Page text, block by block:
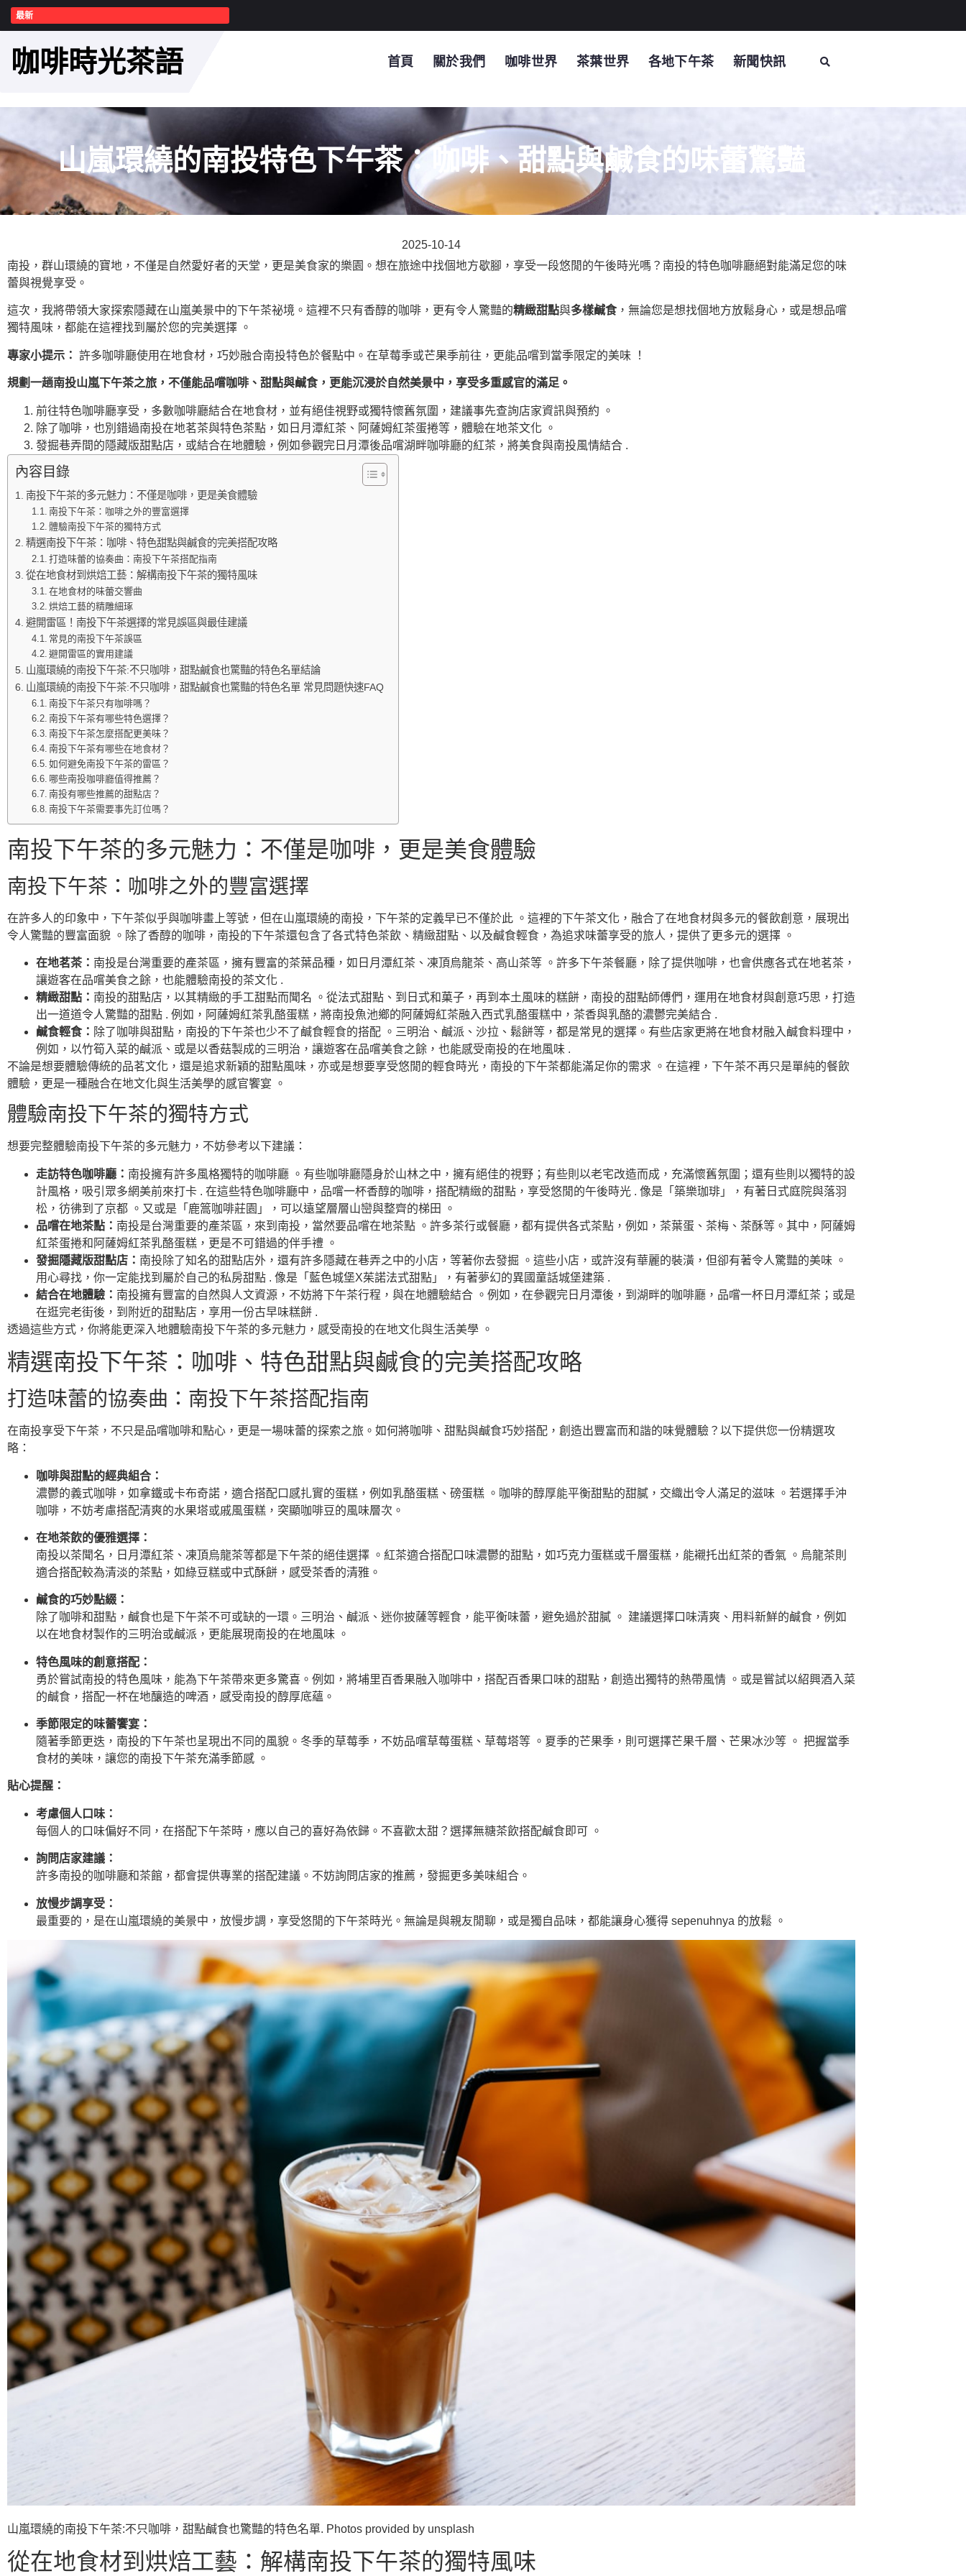
最新
咖啡時光茶語 首頁 關於我們 咖啡世界 茶葉世界 各地下午茶 新聞快訊
山嵐環繞的南投特色下午茶：咖啡、甜點與鹹食的味蕾驚豔
2025-10-14
南投，群山環繞的寶地，不僅是自然愛好者的天堂，更是美食家的樂園。想在旅途中找個地方歇腳，享受一段悠閒的午後時光嗎？南投的特色咖啡廳絕對能滿足您的味
蕾與視覺享受。
這次，我將帶領大家探索隱藏在山嵐美景中的下午茶祕境。這裡不只有香醇的咖啡，更有令人驚豔的精緻甜點與多樣鹹食，無論您是想找個地方放鬆身心，或是想品嚐
獨特風味，都能在這裡找到屬於您的完美選擇 。
專家小提示： 許多咖啡廳使用在地食材，巧妙融合南投特色於餐點中。在草莓季或芒果季前往，更能品嚐到當季限定的美味 ！
規劃一趟南投山嵐下午茶之旅，不僅能品嚐咖啡、甜點與鹹食，更能沉浸於自然美景中，享受多重感官的滿足。
前往特色咖啡廳享受，多數咖啡廳結合在地食材，並有絕佳視野或獨特懷舊氛圍，建議事先查詢店家資訊與預約 。
除了咖啡，也別錯過南投在地茗茶與特色茶點，如日月潭紅茶、阿薩姆紅茶蛋捲等，體驗在地茶文化 。
發掘巷弄間的隱藏版甜點店，或結合在地體驗，例如參觀完日月潭後品嚐湖畔咖啡廳的紅茶，將美食與南投風情結合 .
內容目錄
南投下午茶的多元魅力：不僅是咖啡，更是美食體驗
南投下午茶：咖啡之外的豐富選擇
體驗南投下午茶的獨特方式
精選南投下午茶：咖啡、特色甜點與鹹食的完美搭配攻略
打造味蕾的協奏曲：南投下午茶搭配指南
從在地食材到烘焙工藝：解構南投下午茶的獨特風味
在地食材的味蕾交響曲
烘焙工藝的精雕細琢
避開雷區！南投下午茶選擇的常見誤區與最佳建議
常見的南投下午茶誤區
避開雷區的實用建議
山嵐環繞的南投下午茶:不只咖啡，甜點鹹食也驚豔的特色名單結論
山嵐環繞的南投下午茶:不只咖啡，甜點鹹食也驚豔的特色名單 常見問題快速FAQ
南投下午茶只有咖啡嗎？
南投下午茶有哪些特色選擇？
南投下午茶怎麼搭配更美味？
南投下午茶有哪些在地食材？
如何避免南投下午茶的雷區？
哪些南投咖啡廳值得推薦？
南投有哪些推薦的甜點店？
南投下午茶需要事先訂位嗎？
南投下午茶的多元魅力：不僅是咖啡，更是美食體驗
南投下午茶：咖啡之外的豐富選擇
在許多人的印象中，下午茶似乎與咖啡畫上等號，但在山嵐環繞的南投，下午茶的定義早已不僅於此 。這裡的下午茶文化，融合了在地食材與多元的餐飲創意，展現出
令人驚豔的豐富面貌 。除了香醇的咖啡，南投的下午茶還包含了各式特色茶飲、精緻甜點、以及鹹食輕食，為追求味蕾享受的旅人，提供了更多元的選擇 。
在地茗茶： 南投是台灣重要的產茶區，擁有豐富的茶葉品種，如日月潭紅茶、凍頂烏龍茶、高山茶等 。許多下午茶餐廳，除了提供咖啡，也會供應各式在地茗茶，
讓遊客在品嚐美食之餘，也能體驗南投的茶文化 .
精緻甜點： 南投的甜點店，以其精緻的手工甜點而聞名 。從法式甜點、到日式和菓子，再到本土風味的糕餅，南投的甜點師傅們，運用在地食材與創意巧思，打造
出一道道令人驚豔的甜點 . 例如，阿薩姆紅茶乳酪蛋糕，將南投魚池鄉的阿薩姆紅茶融入西式乳酪蛋糕中，茶香與乳酪的濃鬱完美結合 .
鹹食輕食： 除了咖啡與甜點，南投的下午茶也少不了鹹食輕食的搭配 。三明治、鹹派、沙拉、鬆餅等，都是常見的選擇。有些店家更將在地食材融入鹹食料理中，
例如，以竹筍入菜的鹹派、或是以香菇製成的三明治，讓遊客在品嚐美食之餘，也能感受南投的在地風味 .
不論是想要體驗傳統的品茗文化，還是追求新穎的甜點風味，亦或是想要享受悠閒的輕食時光，南投的下午茶都能滿足你的需求 。在這裡，下午茶不再只是單純的餐飲
體驗，更是一種融合在地文化與生活美學的感官饗宴 。
體驗南投下午茶的獨特方式
想要完整體驗南投下午茶的多元魅力，不妨參考以下建議：
走訪特色咖啡廳： 南投擁有許多風格獨特的咖啡廳 。有些咖啡廳隱身於山林之中，擁有絕佳的視野；有些則以老宅改造而成，充滿懷舊氛圍；還有些則以獨特的設
計風格，吸引眾多網美前來打卡 . 在這些特色咖啡廳中，品嚐一杯香醇的咖啡，搭配精緻的甜點，享受悠閒的午後時光 . 像是「築樂珈琲」，有著日式庭院與落羽
松，彷彿到了京都 。又或是「鹿篙咖啡莊園」，可以遠望層層山巒與整齊的梯田 。
品嚐在地茶點： 南投是台灣重要的產茶區，來到南投，當然要品嚐在地茶點 。許多茶行或餐廳，都有提供各式茶點，例如，茶葉蛋、茶梅、茶酥等。其中，阿薩姆
紅茶蛋捲和阿薩姆紅茶乳酪蛋糕，更是不可錯過的伴手禮 。
發掘隱藏版甜點店： 南投除了知名的甜點店外，還有許多隱藏在巷弄之中的小店，等著你去發掘 。這些小店，或許沒有華麗的裝潢，但卻有著令人驚豔的美味 。
用心尋找，你一定能找到屬於自己的私房甜點 . 像是「藍色城堡X茱諾法式甜點」，有著夢幻的異國童話城堡建築 .
結合在地體驗： 南投擁有豐富的自然與人文資源，不妨將下午茶行程，與在地體驗結合 。例如，在參觀完日月潭後，到湖畔的咖啡廳，品嚐一杯日月潭紅茶；或是
在逛完老街後，到附近的甜點店，享用一份古早味糕餅 .
透過這些方式，你將能更深入地體驗南投下午茶的多元魅力，感受南投的在地文化與生活美學 。
精選南投下午茶：咖啡、特色甜點與鹹食的完美搭配攻略
打造味蕾的協奏曲：南投下午茶搭配指南
在南投享受下午茶，不只是品嚐咖啡和點心，更是一場味蕾的探索之旅。如何將咖啡、甜點與鹹食巧妙搭配，創造出豐富而和諧的味覺體驗？以下提供您一份精選攻
略：
咖啡與甜點的經典組合：
濃鬱的義式咖啡，如拿鐵或卡布奇諾，適合搭配口感扎實的蛋糕，例如乳酪蛋糕、磅蛋糕 。咖啡的醇厚能平衡甜點的甜膩，交織出令人滿足的滋味 。若選擇手沖
咖啡，不妨考慮搭配清爽的水果塔或戚風蛋糕，突顯咖啡豆的風味層次。
在地茶飲的優雅選擇：
南投以茶聞名，日月潭紅茶、凍頂烏龍茶等都是下午茶的絕佳選擇 。紅茶適合搭配口味濃鬱的甜點，如巧克力蛋糕或千層蛋糕，能襯托出紅茶的香氣 。烏龍茶則
適合搭配較為清淡的茶點，如綠豆糕或中式酥餅，感受茶香的清雅。
鹹食的巧妙點綴：
除了咖啡和甜點，鹹食也是下午茶不可或缺的一環。三明治、鹹派、迷你披薩等輕食，能平衡味蕾，避免過於甜膩 。 建議選擇口味清爽、用料新鮮的鹹食，例如
以在地食材製作的三明治或鹹派，更能展現南投的在地風味 。
特色風味的創意搭配：
勇於嘗試南投的特色風味，能為下午茶帶來更多驚喜。例如，將埔里百香果融入咖啡中，搭配百香果口味的甜點，創造出獨特的熱帶風情 。或是嘗試以紹興酒入菜
的鹹食，搭配一杯在地釀造的啤酒，感受南投的醇厚底蘊。
季節限定的味蕾饗宴：
隨著季節更迭，南投的下午茶也呈現出不同的風貌。冬季的草莓季，不妨品嚐草莓蛋糕、草莓塔等 。夏季的芒果季，則可選擇芒果千層、芒果冰沙等 。 把握當季
食材的美味，讓您的南投下午茶充滿季節感 。
貼心提醒：
考慮個人口味：
每個人的口味偏好不同，在搭配下午茶時，應以自己的喜好為依歸。不喜歡太甜？選擇無糖茶飲搭配鹹食即可 。
詢問店家建議：
許多南投的咖啡廳和茶館，都會提供專業的搭配建議。不妨詢問店家的推薦，發掘更多美味組合。
放慢步調享受：
最重要的，是在山嵐環繞的美景中，放慢步調，享受悠閒的下午茶時光。無論是與親友閒聊，或是獨自品味，都能讓身心獲得 sepenuhnya 的放鬆 。
山嵐環繞的南投下午茶:不只咖啡，甜點鹹食也驚豔的特色名單. Photos provided by unsplash
從在地食材到烘焙工藝：解構南投下午茶的獨特風味